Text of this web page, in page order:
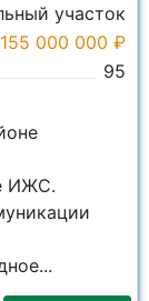
участок
155 000 000 ₽
95
ИЖС.